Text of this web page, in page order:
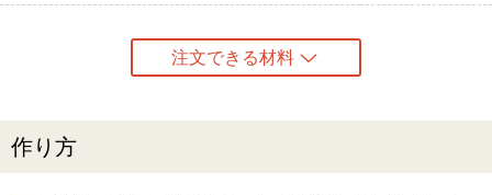
注文できる材料
作り方